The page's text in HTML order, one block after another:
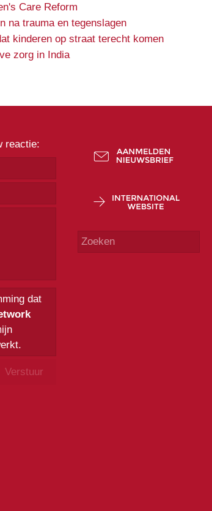
Care Reform
na trauma en tegenslagen
kinderen op straat terecht komen
zorg in India
reactie:
dat